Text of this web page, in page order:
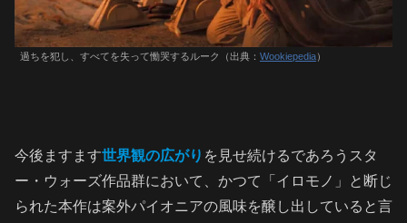
過ちを犯し、すべてを失って慟哭するルーク（出典： Wookiepedia）
今後ますます世界観の広がり を見せ続けるであろうスタ
ー・ウォーズ作品群において、かつて「イロモノ」と断じ
られた本作は案外パイオニアの風味を醸し出していると言